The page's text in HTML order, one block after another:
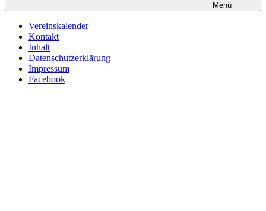
Menü
Vereinskalender
Kontakt
Inhalt
Datenschutzerklärung
Impressum
Facebook